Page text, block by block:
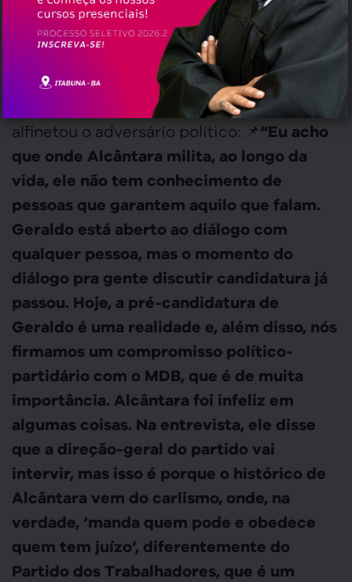
Partido dos Trabalhadores poderia incitar
a desistência da pré-candidatura a partir
do reconhecimento da contribuição do
PSD nas eleições de 2022, mas Jackson
disse que desconhece essa possibilidade e
alfinetou o adversário político: 📌“Eu acho
que onde Alcântara milita, ao longo da
vida, ele não tem conhecimento de
pessoas que garantem aquilo que falam.
Geraldo está aberto ao diálogo com
qualquer pessoa, mas o momento do
diálogo pra gente discutir candidatura já
passou. Hoje, a pré-candidatura de
Geraldo é uma realidade e, além disso, nós
firmamos um compromisso político-
partidário com o MDB, que é de muita
importância. Alcântara foi infeliz em
algumas coisas. Na entrevista, ele disse
que a direção-geral do partido vai
intervir, mas isso é porque o histórico de
Alcântara vem do carlismo, onde, na
verdade, ‘manda quem pode e obedece
quem tem juízo’, diferentemente do
Partido dos Trabalhadores, que é um